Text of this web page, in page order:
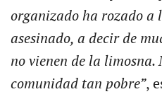
organizado ha rozado a
asesinado, a decir de
no vienen de la limosna.
comunidad tan pobre”,